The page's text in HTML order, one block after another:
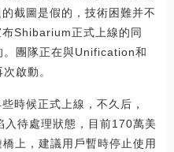
截圖是假的，技術困難并不
Shibarium正式上線的同
。團隊正在與Unification和
啟動。
時候正式上線，不久后，
待處理狀態，目前170萬美
上，建議用戶暫時停止使用